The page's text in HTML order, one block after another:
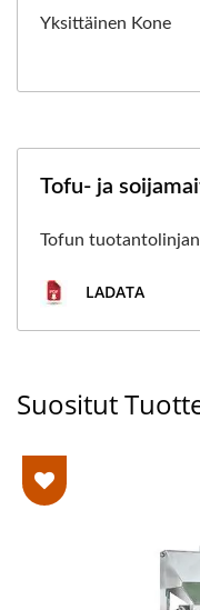
Yksittäinen Kone
Tofu- ja
Tofun
LADATA
Suositut